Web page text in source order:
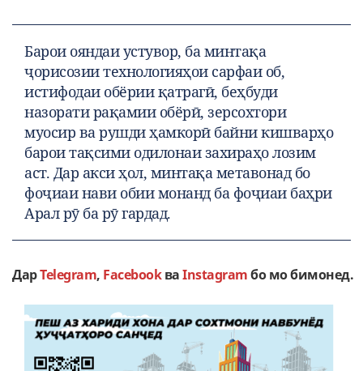
Барои ояндаи устувор, ба минтақа
ҷорисозии технологияҳои сарфаи об,
истифодаи обёрии қатрагӣ, беҳбуди
назорати рақамии обёрӣ, зерсохтори
муосир ва рушди ҳамкорӣ байни кишварҳо
барои тақсими одилонаи захираҳо лозим
аст. Дар акси ҳол, минтақа метавонад бо
фоҷиаи нави обии монанд ба фоҷиаи баҳри
Арал рӯ ба рӯ гардад.
ДарTelegram, FacebookваInstagramбо мо бимонед.